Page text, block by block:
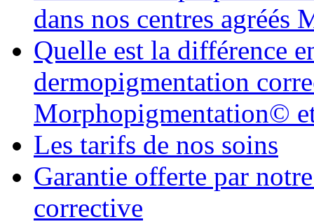
dans nos centres
Quelle est la différence
dermopigmentation
Morphopigmentation©
Les tarifs de nos soins
Garantie offerte par
corrective